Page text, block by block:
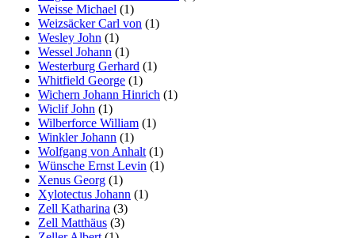
Weisse Michael (1)
Weizsäcker Carl von (1)
Wesley John (1)
Wessel Johann (1)
Westerburg Gerhard (1)
Whitfield George (1)
Wichern Johann Hinrich (1)
Wiclif John (1)
Wilberforce William (1)
Winkler Johann (1)
Wolfgang von Anhalt (1)
Wünsche Ernst Levin (1)
Xenus Georg (1)
Xylotectus Johann (1)
Zell Katharina (3)
Zell Matthäus (3)